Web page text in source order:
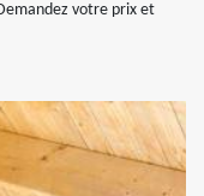
votre prix et